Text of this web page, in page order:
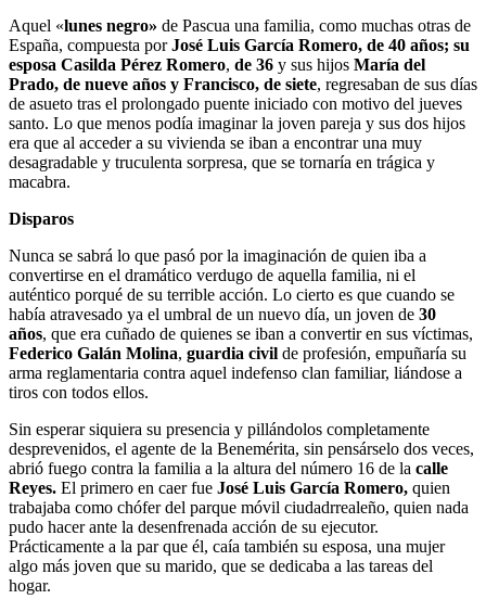
Aquel «lunes negro» de Pascua una familia, como muchas otras de
España, compuesta porJosé Luis García Romero, de 40 años; su
esposa Casilda Pérez Romero, de 36 y sus hijos María del
Prado, de nueve años y Francisco, de siete, regresaban de sus días
de asueto tras el prolongado puente iniciado con motivo del jueves
santo. Lo que menos podía imaginar la joven pareja y sus dos hijos
era que al acceder a su vivienda se iban a encontrar una muy
desagradable y truculenta sorpresa, que se tornaría en trágica y
macabra.
Disparos
Nunca se sabrá lo que pasó por la imaginación de quien iba a
convertirse en el dramático verdugo de aquella familia, ni el
auténtico porqué de su terrible acción. Lo cierto es que cuando se
había atravesado ya el umbral de un nuevo día, un joven de 30
años, que era cuñado de quienes se iban a convertir en sus víctimas,
Federico Galán Molina, guardia civil de profesión, empuñaría su
arma reglamentaria contra aquel indefenso clan familiar, liándose a
tiros con todos ellos.
Sin esperar siquiera su presencia y pillándolos completamente
desprevenidos, el agente de la Benemérita, sin pensárselo dos veces,
abrió fuego contra la familia a la altura del número 16 de la calle
Reyes. El primero en caer fue José Luis García Romero, quien
trabajaba como chófer del parque móvil ciudadrrealeño, quien nada
pudo hacer ante la desenfrenada acción de su ejecutor.
Prácticamente a la par que él, caía también su esposa, una mujer
algo más joven que su marido, que se dedicaba a las tareas del
hogar.